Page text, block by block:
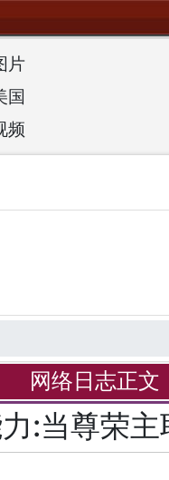
片
国
频
网络日志正文
:当尊荣